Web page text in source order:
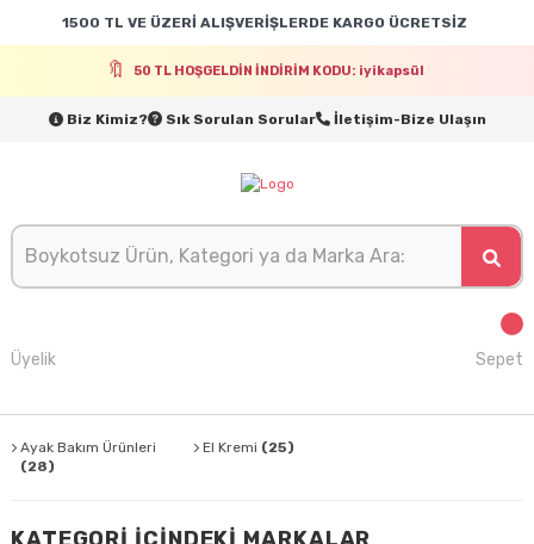
1500 TL VE ÜZERİ ALIŞVERİŞLERDE KARGO ÜCRETSİZ
50 TL HOŞGELDİN İNDİRİM KODU: iyikapsül
Biz Kimiz? Sık Sorulan Sorular İletişim-Bize Ulaşın
Üyelik Sepet
Ayak Bakım Ürünleri
(28)
El Kremi (25)